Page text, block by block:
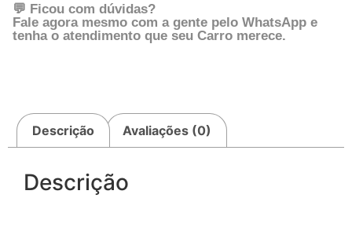
💬 Ficou com dúvidas?
Fale agora mesmo com a gente pelo WhatsApp e
tenha o atendimento que seu Carro merece.
Descrição Avaliações (0)
Descrição